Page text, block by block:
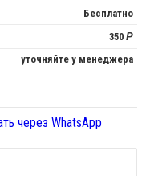
Бесплатно
350 Р
уточняйте у менеджера